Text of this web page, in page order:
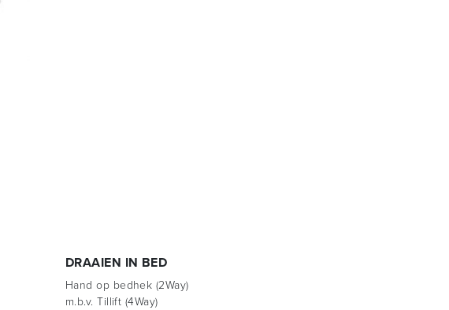
DRAAIEN IN BED
Hand op bedhek (2Way)
m.b.v. Tillift (4Way)